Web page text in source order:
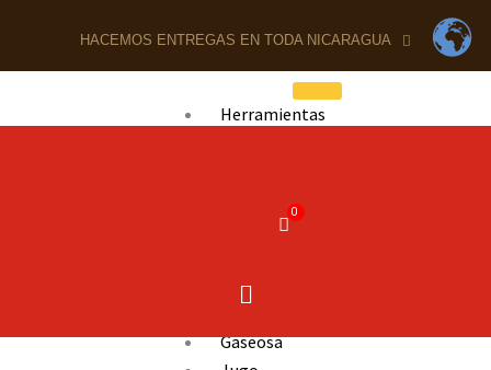
contenido
HACEMOS ENTREGAS EN TODA NICARAGUA
Herramientas
Cooler
Gaseosa